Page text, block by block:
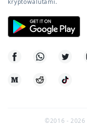
kryptowalutami.
©2016 -2026